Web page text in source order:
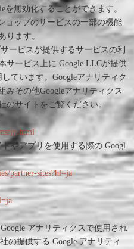
無効化することができます。
ョップのサービスの一部の機能
ります。
ービスが提供するサービスの利
サービス上に Google LLCが提供
ています。Googleアナリティク
みその他Googleアナリティクス
のサイトをご覧ください。
jp.html
やアプリを使用する際の Googl
partner-sites?hl=ja
アナリティクスで使用され
の提供する Google アナリティ